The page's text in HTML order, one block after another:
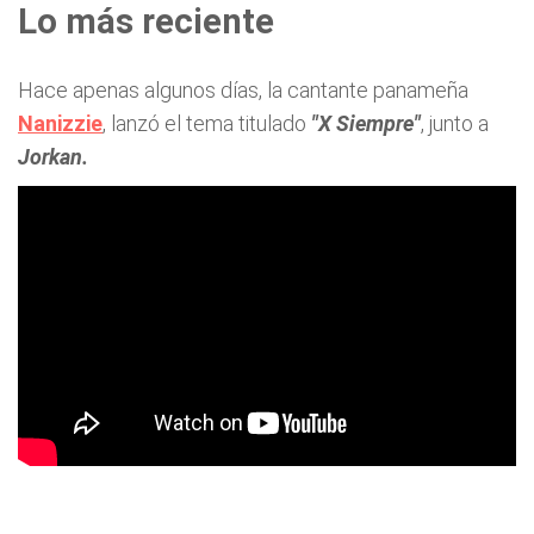
Lo más reciente
Hace apenas algunos días, la cantante panameña
Nanizzie, lanzó el tema titulado "X Siempre", junto a
Jorkan.